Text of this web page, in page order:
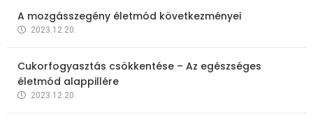
A mozgásszegény életmód következményei
2023.12.20.
Cukorfogyasztás csökkentése – Az egészséges
életmód alappillére
2023.12.20.